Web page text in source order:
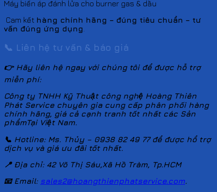
Máy biến áp đánh lửa cho burner gas & dầu
Cam kết hàng chính hãng – đúng tiêu chuẩn – tư
vấn đúng ứng dụng
📞 Liên hệ tư vấn & báo giá
👉 Hãy liên hệ ngay với chúng tôi để được hỗ trợ
miễn phí:
Công ty TNHH Kỹ Thuật công nghệ Hoàng Thiên
Phát Service chuyên gia cung cấp phân phối hàng
chính hãng, giá cả cạnh tranh tốt nhất các Sản
phẩmTại Việt Nam.
📞 Hotline: Ms. Thủy – 0938 82 49 77 để được hổ trợ
dịch vụ và giá ưu đãi tốt nhất.
📍 Địa chỉ: 42 Võ Thị Sáu,Xã Hồ Tràm, Tp.HCM
📧 Email: sales2@hoangthienphatservice.com.